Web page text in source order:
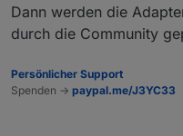
Dann werden die
durch die Community
Persönlicher Support
Spenden -> paypal.me/J3YC33